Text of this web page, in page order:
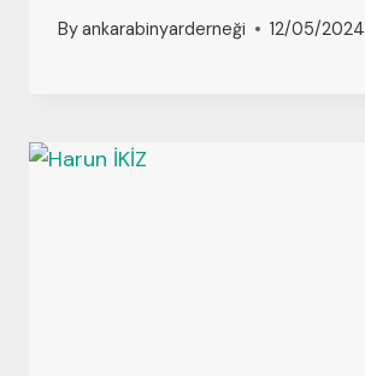
Byankarabinyarderneği 12/05/2024